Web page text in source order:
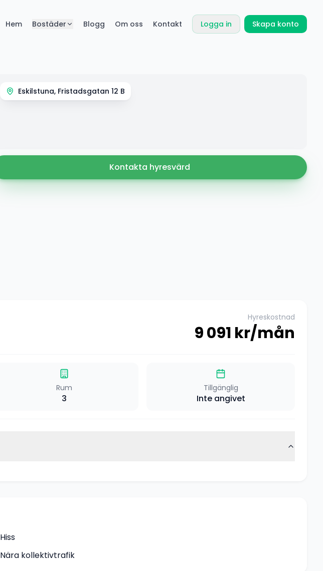
Hem Bostäder Blogg Om oss Kontakt Logga in Skapa konto
Eskilstuna, Fristadsgatan 12 B
Kontakta hyresvärd
Hyreskostnad
9 091 kr/mån
Rum
3
Tillgänglig
Inte angivet
Hiss
Nära kollektivtrafik